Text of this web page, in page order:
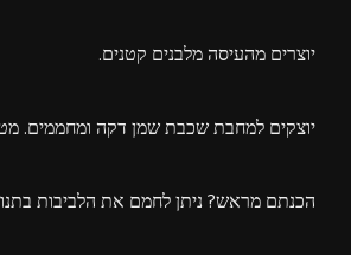
יוצרים מהעיסה מלבנים קטנים.
יוצקים למחבת שכבת שמן דקה ומחממים.
הכנתם מראש? ניתן לחמם את הלביבות בתנור שחומם מראש